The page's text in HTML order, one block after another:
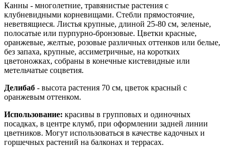
Канны - многолетние, травянистые растения с
клубневидными корневищами. Стебли прямостоячие,
неветвящиеся. Листья крупные, длиной 25-80 см, зеленые,
полосатые или пурпурно-бронзовые. Цветки красные,
оранжевые, желтые, розовые различных оттенков или белые,
без запаха, крупные, ассиметричные, на коротких
цветоножках, собраны в конечные кистевидные или
метельчатые соцветия.
Делибаб - высота растения 70 см, цветок красный с
оранжевым оттенком.
Использование: красивы в групповых и одиночных
посадках, в центре клумб, при оформлении задней линии
цветников. Могут использоваться в качестве кадочных и
горшечных растений на балконах и террасах.